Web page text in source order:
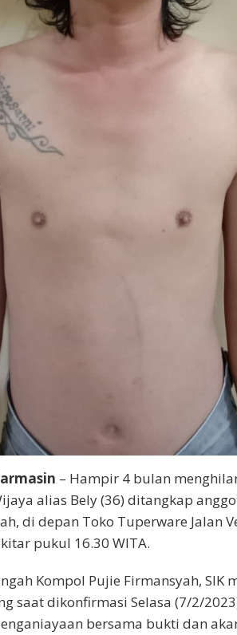
– Hampir 4 bulan
alias Bely (36) ditangkap
di depan Toko Tuperware Jalan
pukul 16.30 WITA.
Kompol Pujie Firmansyah, SIK
saat dikonfirmasi Selasa (7/2/
bersama bukti dan